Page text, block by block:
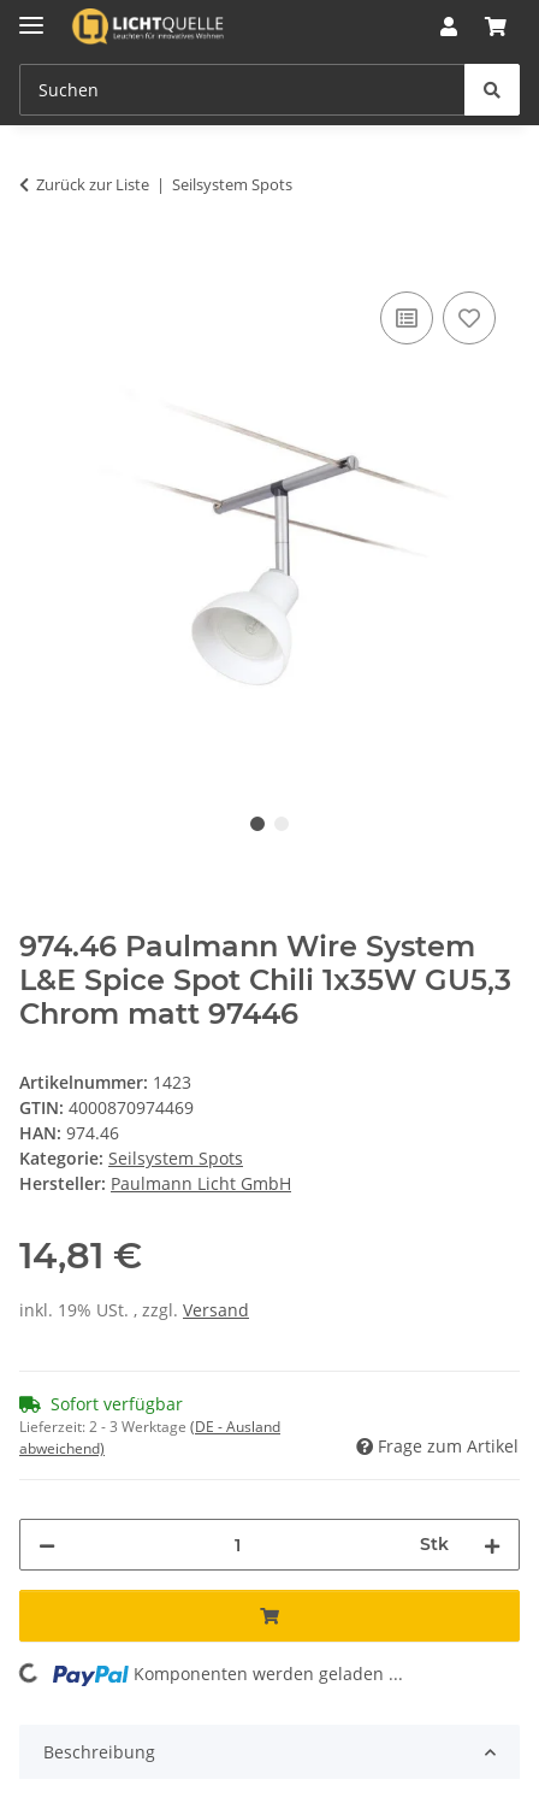
Zurück zur Liste Seilsystem Spots
974.46 Paulmann Wire System
L&E Spice Spot Chili 1x35W GU5,3
Chrom matt 97446
Artikelnummer: 1423
GTIN: 4000870974469
HAN: 974.46
Kategorie: Seilsystem Spots
Hersteller: Paulmann Licht GmbH
14,81 €
inkl. 19% USt. , zzgl. Versand
Sofort verfügbar
Lieferzeit:2 - 3 Werktage (DE - Ausland
abweichend)
Frage zum Artikel
Stk
Loading... Komponenten werden geladen ...
Beschreibung